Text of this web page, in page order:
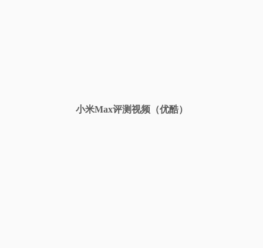
小米Max评测视频（优酷）